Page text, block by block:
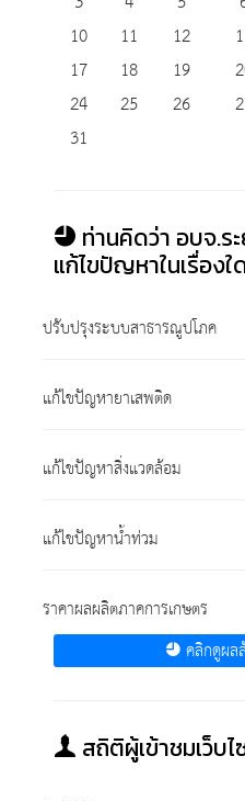
10
11 12
17
18 19
24
25 26
31
ท่านคิดว่า อบจ.ร
แก้ไขปัญหาในเรื่อง
ปรับปรุงระบบสาธารณูปโภค
แก้ไขปัญหายาเสพติด
แก้ไขปัญหาสิ่งแวดล้อม
แก้ไขปัญหาน้ำท่วม
ราคาผลผลิตภาคการเกษตร
คลิกดูผล
สถิติผู้เข้าชมเว็บ